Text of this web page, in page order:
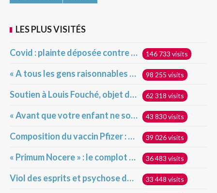
LES PLUS VISITÉS
Covid : plainte déposée contre la France devant la Cour pénale internationale pour crime contre l’humanité 146 733 visits
« A tous les gens raisonnables et très intelligents qui s’indignent devant ceux qui ne veulent pas se faire vacciner » 98 255 visits
Soutien à Louis Fouché, objet d’attaques hideuses 62 318 visits
« Avant que votre enfant ne soit injecté », déclaration du Dr Robert Malone sur les vaccins géniques Covid pour enfants 43 830 visits
Composition du vaccin Pfizer : des résultats alarmants ?! 39 026 visits
« Primum Nocere » : le complot dévoilé ! 36 483 visits
Viol des esprits et psychose de masse 33 448 visits